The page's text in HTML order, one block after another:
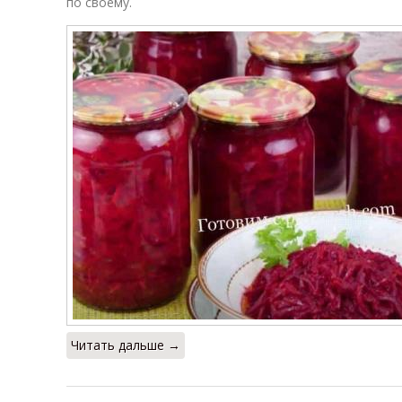
Читать дальше →